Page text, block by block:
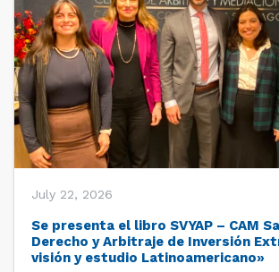
July 22, 2026
Se presenta el libro SVYAP – CAM
Derecho y Arbitraje de Inversión
visión y estudio Latinoamericano»